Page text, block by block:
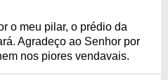
o meu pilar, o prédio da
Agradeço ao Senhor por
nos piores vendavais.